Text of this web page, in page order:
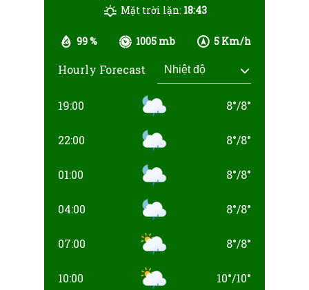
99 % 1005 mb 5 Km/h
Mặt trời lặn: 18:43
Hourly Forecast
19:00 8°/8°
22:00 8°/8°
01:00 8°/8°
04:00 8°/8°
07:00 8°/8°
10:00 10°/10°